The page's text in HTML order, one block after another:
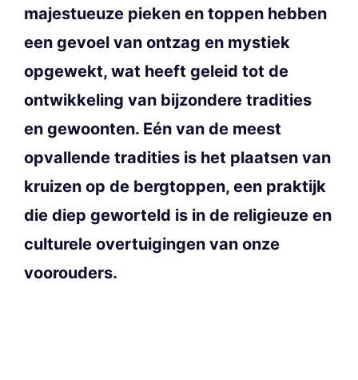
majestueuze pieken en toppen hebben
een gevoel van ontzag en mystiek
opgewekt, wat heeft geleid tot de
ontwikkeling van bijzondere tradities
en gewoonten. Eén van de meest
opvallende tradities is het plaatsen van
kruizen op de bergtoppen, een praktijk
die diep geworteld is in de religieuze en
culturele overtuigingen van onze
voorouders.